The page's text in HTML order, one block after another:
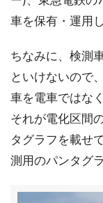
車を保有・運用
ちなみに、検測
といけないので
車を電車ではな
それが電化区間
タグラフを載せ
測用のパンタグ